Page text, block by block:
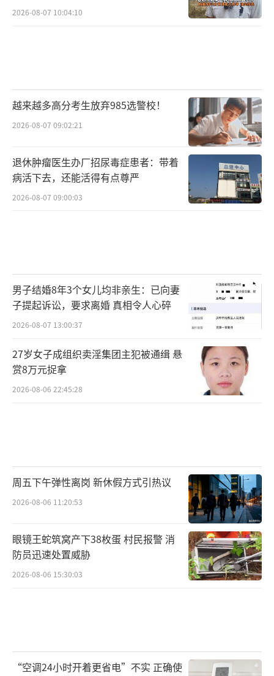
2026-08-07 10:04:10
越来越多高分考生放弃985选警校！
2026-08-07 09:02:21
退休肿瘤医生办厂招尿毒症患者：带着
病活下去，还能活得有点尊严
2026-08-07 09:00:03
男子结婚8年3个女儿均非亲生：已向妻
子提起诉讼，要求离婚 真相令人心碎
2026-08-07 13:00:37
27岁女子成组织卖淫集团主犯被通缉 悬
赏8万元捉拿
2026-08-06 22:45:28
周五下午弹性离岗 新休假方式引热议
2026-08-06 11:20:53
眼镜王蛇筑窝产下38枚蛋 村民报警 消
防员迅速处置威胁
2026-08-06 15:30:03
“空调24小时开着更省电”不实 正确使